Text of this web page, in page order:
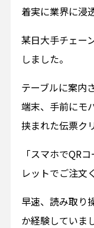
着実に業界に浸
某日大手チェー
しました。
テーブルに案内
端末、手前にモ
挟まれた伝票ク
「スマホでQR
レットでご注文
早速、読み取り
か経験していま